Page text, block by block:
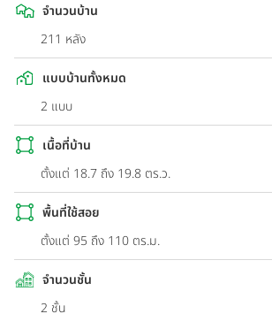
จำนวนบ้าน
211 หลัง
แบบบ้านทั้งหมด
2 แบบ
เนื้อที่บ้าน
ตั้งแต่ 18.7 ถึง 19.8 ตร.ว.
พื้นที่ใช้สอย
ตั้งแต่ 95 ถึง 110 ตร.ม.
จำนวนชั้น
2 ชั้น